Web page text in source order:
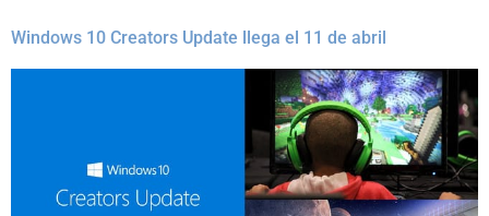
Windows 10 Creators Update llega el 11 de abril